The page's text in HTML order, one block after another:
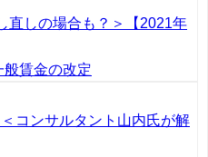
直しの場合も？＞【2021年
般賃金の改定
＜コンサルタント山内氏が解